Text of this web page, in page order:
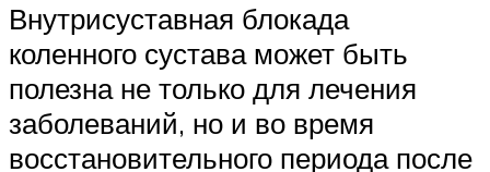
Внутрисуставная блокада
коленного сустава может быть
полезна не только для лечения
заболеваний, но и во время
восстановительного периода после